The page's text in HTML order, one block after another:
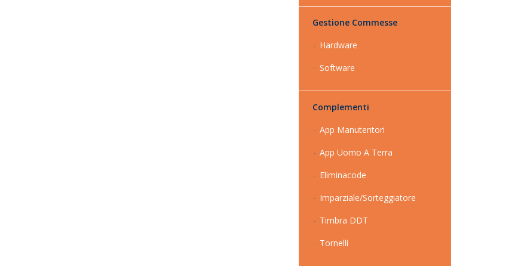
Gestione Commesse
Hardware
Software
Complementi
App Manutentori
App Uomo A Terra
Eliminacode
Imparziale/Sorteggiatore
Timbra DDT
Tornelli